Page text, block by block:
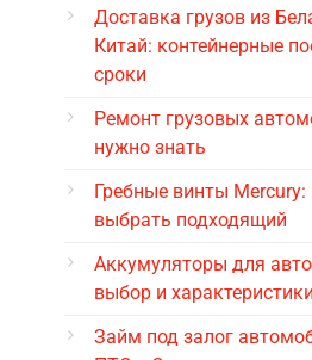
Доставка грузов из
Китай: контейнерные
сроки
Ремонт грузовых
нужно знать
Гребные винты Mercury:
выбрать подходящий
Аккумуляторы для
выбор и характеристики
Займ под залог